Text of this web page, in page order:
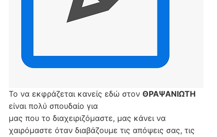
Το να εκφράζεται κανείς εδώ στον ΘΡΑΨΑΝΙΩΤΗ
είναι πολύ σπουδαίο για
μας που το διαχειριζόμαστε, μας κάνει να
χαιρόμαστε όταν διαβάζουμε τις απόψεις σας, τις